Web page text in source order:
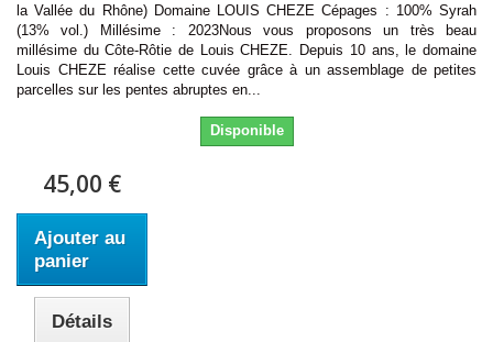
la Vallée du Rhône) Domaine LOUIS CHEZE Cépages : 100% Syrah
(13% vol.) Millésime : 2023Nous vous proposons un très beau
millésime du Côte-Rôtie de Louis CHEZE. Depuis 10 ans, le domaine
Louis CHEZE réalise cette cuvée grâce à un assemblage de petites
parcelles sur les pentes abruptes en...
Disponible
45,00 €
Ajouter au
panier
Détails